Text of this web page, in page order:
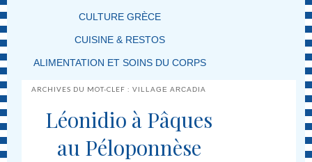
CULTURE GRÈCE
CUISINE & RESTOS
ALIMENTATION ET SOINS DU CORPS
ARCHIVES DU MOT-CLEF :VILLAGE ARCADIA
Léonidio à Pâques
au Péloponnèse